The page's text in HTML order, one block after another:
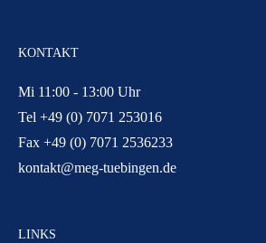
KONTAKT
Mi 11:00 - 13:00 Uhr
Tel +49 (0) 7071 253016
Fax +49 (0) 7071 2536233
kontakt@meg-tuebingen.de
LINKS